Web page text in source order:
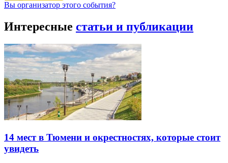
Вы организатор этого события?
Интересные статьи и публикации
14 мест в Тюмени и окрестностях, которые стоит
увидеть